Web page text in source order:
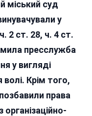
4
Роки,
міський суд
у
2 ст. 28, ч. 4 ст.
пресслужба
у вигляді
Крім того,
права
організаційно-